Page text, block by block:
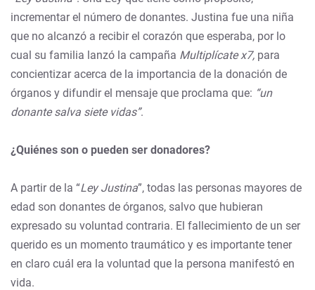
incrementar el número de donantes. Justina fue una niña
que no alcanzó a recibir el corazón que esperaba, por lo
cual su familia lanzó la campaña Multiplícate x7, para
concientizar acerca de la importancia de la donación de
órganos y difundir el mensaje que proclama que: “un
donante salva siete vidas”.
¿Quiénes son o pueden ser donadores?
A partir de la “Ley Justina”, todas las personas mayores de
edad son donantes de órganos, salvo que hubieran
expresado su voluntad contraria. El fallecimiento de un ser
querido es un momento traumático y es importante tener
en claro cuál era la voluntad que la persona manifestó en
vida.